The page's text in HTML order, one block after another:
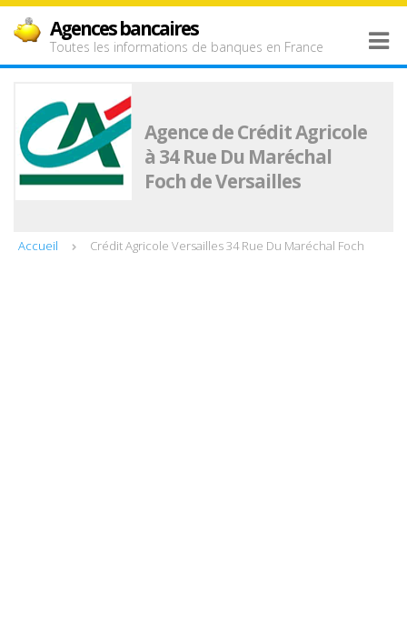
Agences bancaires
Toutes les informations de banques en France
Agence de Crédit Agricole
à 34 Rue Du Maréchal
Foch de Versailles
Accueil Crédit Agricole Versailles 34 Rue Du Maréchal Foch